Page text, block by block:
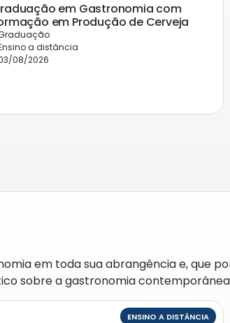
em Gastronomia com
em Produção de Cerveja
a distância
08/2026
em toda sua abrangência e, que
sobre a gastronomia
ENSINO A DISTÂNCIA